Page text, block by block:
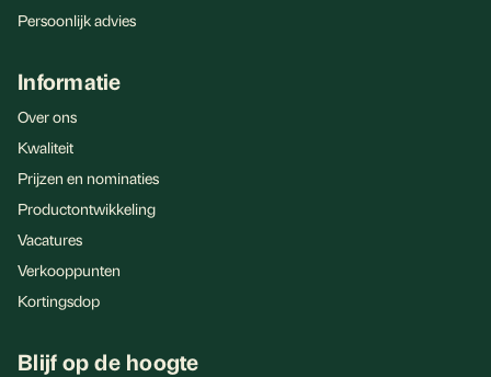
Persoonlijk advies
Informatie
Over ons
Kwaliteit
Prijzen en nominaties
Productontwikkeling
Vacatures
Verkooppunten
Kortingsdop
Blijf op de hoogte